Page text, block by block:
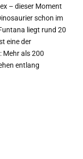
– dieser Moment
schon im
liegt rund 20
eine der
Mehr als 200
entlang